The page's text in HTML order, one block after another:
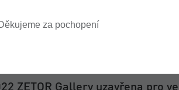
ZETOR Gallery uzavřena pro
za pochopení